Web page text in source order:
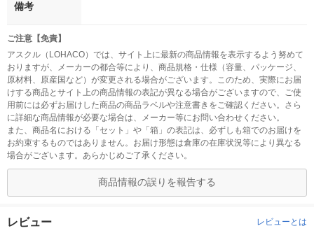
備考
ご注意【免責】
アスクル（LOHACO）では、サイト上に最新の商品情報を表示するよう努めて
おりますが、メーカーの都合等により、商品規格・仕様（容量、パッケージ、
原材料、原産国など）が変更される場合がございます。このため、実際にお届
けする商品とサイト上の商品情報の表記が異なる場合がございますので、ご使
用前には必ずお届けした商品の商品ラベルや注意書きをご確認ください。さら
に詳細な商品情報が必要な場合は、メーカー等にお問い合わせください。
また、商品名における「セット」や「箱」の表記は、必ずしも箱でのお届けを
お約束するものではありません。お届け形態は倉庫の在庫状況等により異なる
場合がございます。あらかじめご了承ください。
商品情報の誤りを報告する
レビュー レビューとは